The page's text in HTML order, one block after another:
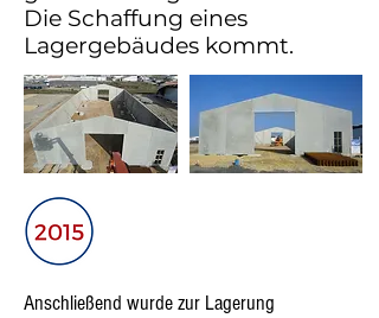
Die Schaffung eines
Lagergebäudes kommt.
Anschließend wurde zur Lagerung